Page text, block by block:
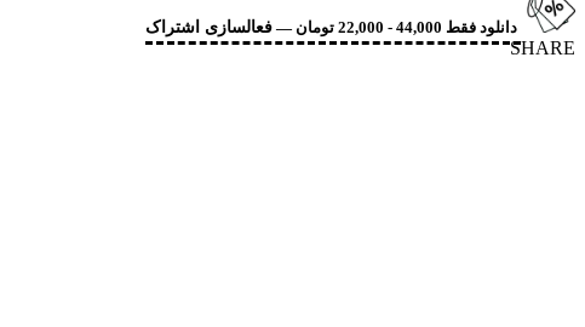
دانلود فقط 44,000 - 22,000 تومان — فعالسازی اشتراک
SHARE